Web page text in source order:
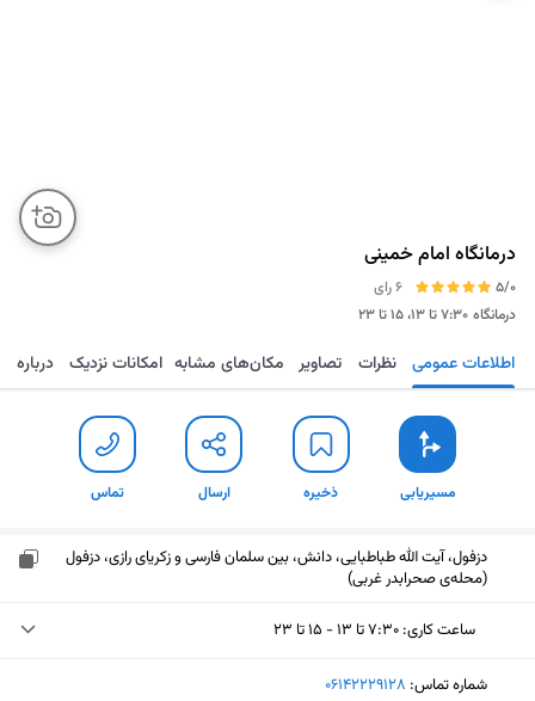
درمانگاه امام خمینی
5/0
6 رای
درمانگاه ۷:۳۰ تا ۱۳، ۱۵ تا ۲۳
مسیریابی ذخیره ارسال تماس اطلاعات عمومی نظرات تصاویر مکان‌های مشابه امکانات نزدیک درباره
مسیریابی ذخیره ارسال تماس
دزفول، آیت الله طباطبایی، دانش، بین سلمان فارسی و زکریای رازی، دزفول
(محله‌ی صحرابدر غربی)
ساعت کاری: ۷:۳۰ تا ۱۳ - ۱۵ تا ۲۳
چهارشنبه (امروز)
شماره تماس: ‎06142229128